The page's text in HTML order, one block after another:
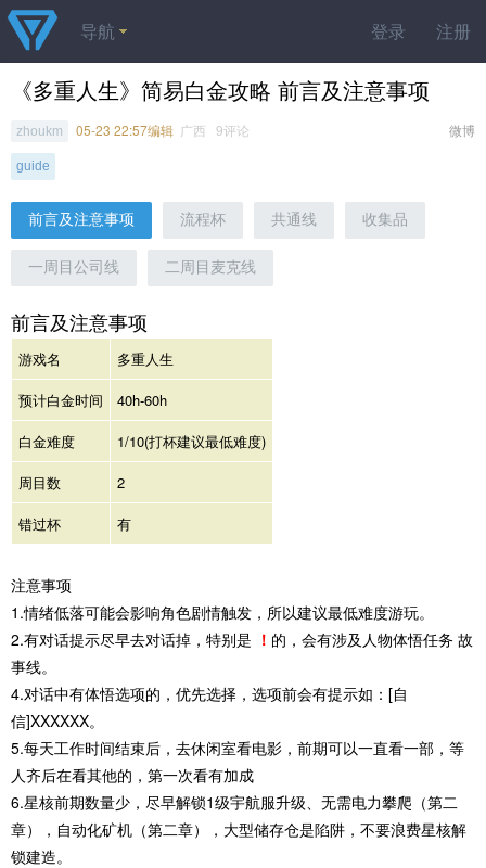
登录 注册
导航
《多重人生》简易白金攻略 前言及注意事项
微博
zhoukm 05-23 22:57编辑 广西 9评论
guide
前言及注意事项 流程杯 共通线 收集品
一周目公司线 二周目麦克线
前言及注意事项
游戏名
多重人生
预计白金时间
40h-60h
白金难度
1/10(打杯建议最低难度)
周目数
2
错过杯
有
注意事项
1.情绪低落可能会影响角色剧情触发，所以建议最低难度游玩。
2.有对话提示尽早去对话掉，特别是 ！ 的，会有涉及人物体悟任务 故
事线。
4.对话中有体悟选项的，优先选择，选项前会有提示如：[自
信]XXXXXX。
5.每天工作时间结束后，去休闲室看电影，前期可以一直看一部，等
人齐后在看其他的，第一次看有加成
6.星核前期数量少，尽早解锁1级宇航服升级、无需电力攀爬（第二
章），自动化矿机（第二章），大型储存仓是陷阱，不要浪费星核解
锁建造。